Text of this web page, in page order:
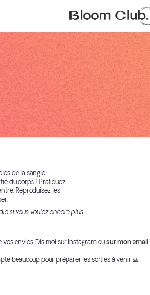
de la sangle
du corps ! Pratiquez
Reproduisez les
si vous voulez encore plus
vos envies. Dis moi sur Instagram ousur mon email
beaucoup pour préparer les sorties à venir 🙏